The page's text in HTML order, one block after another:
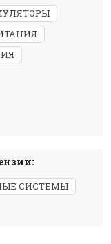
СИСТЕМЫ